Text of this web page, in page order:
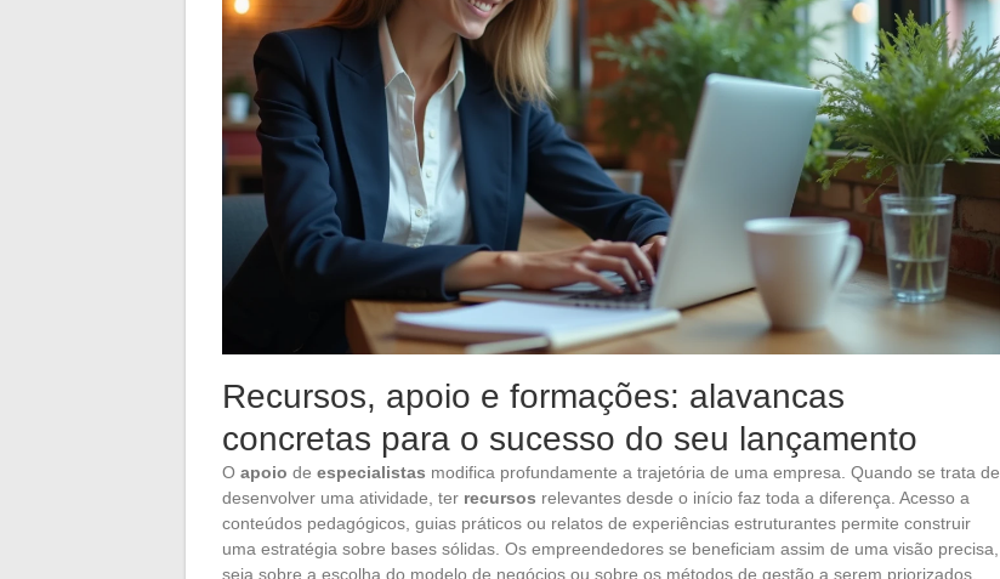
Recursos, apoio e formações: alavancas
concretas para o sucesso do seu lançamento
O apoio de especialistas modifica profundamente a trajetória de uma empresa. Quando se trata de
desenvolver uma atividade, ter recursos relevantes desde o início faz toda a diferença. Acesso a
conteúdos pedagógicos, guias práticos ou relatos de experiências estruturantes permite construir
uma estratégia sobre bases sólidas. Os empreendedores se beneficiam assim de uma visão precisa,
seja sobre a escolha do modelo de negócios ou sobre os métodos de gestão a serem priorizados.